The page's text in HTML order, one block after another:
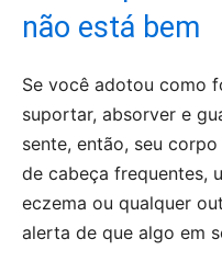
não está bem
Se você adotou como
suportar, absorver e
sente, então, seu
de cabeça frequentes,
eczema ou qualquer
alerta de que algo em